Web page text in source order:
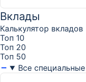
Вклады
Калькулятор вкладов
Топ 10
Топ 20
Топ 50
Все